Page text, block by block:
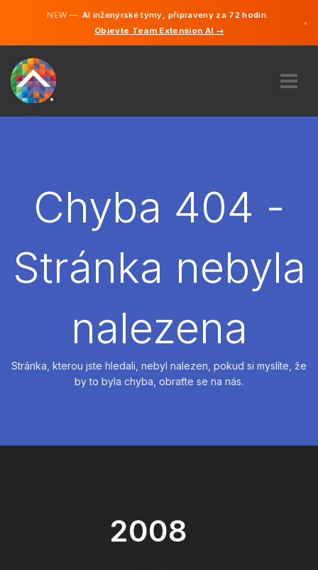
NEW —AI inženýrské týmy, připraveny za 72 hodin.
Objevte Team Extension AI →
×
NAJMOUT
CS
Angličtina
Chyba 404 -
Stránka nebyla
nalezena
Stránka, kterou jste hledali, nebyl nalezen, pokud si myslíte, že
by to byla chyba, obraťte se na nás.
2008